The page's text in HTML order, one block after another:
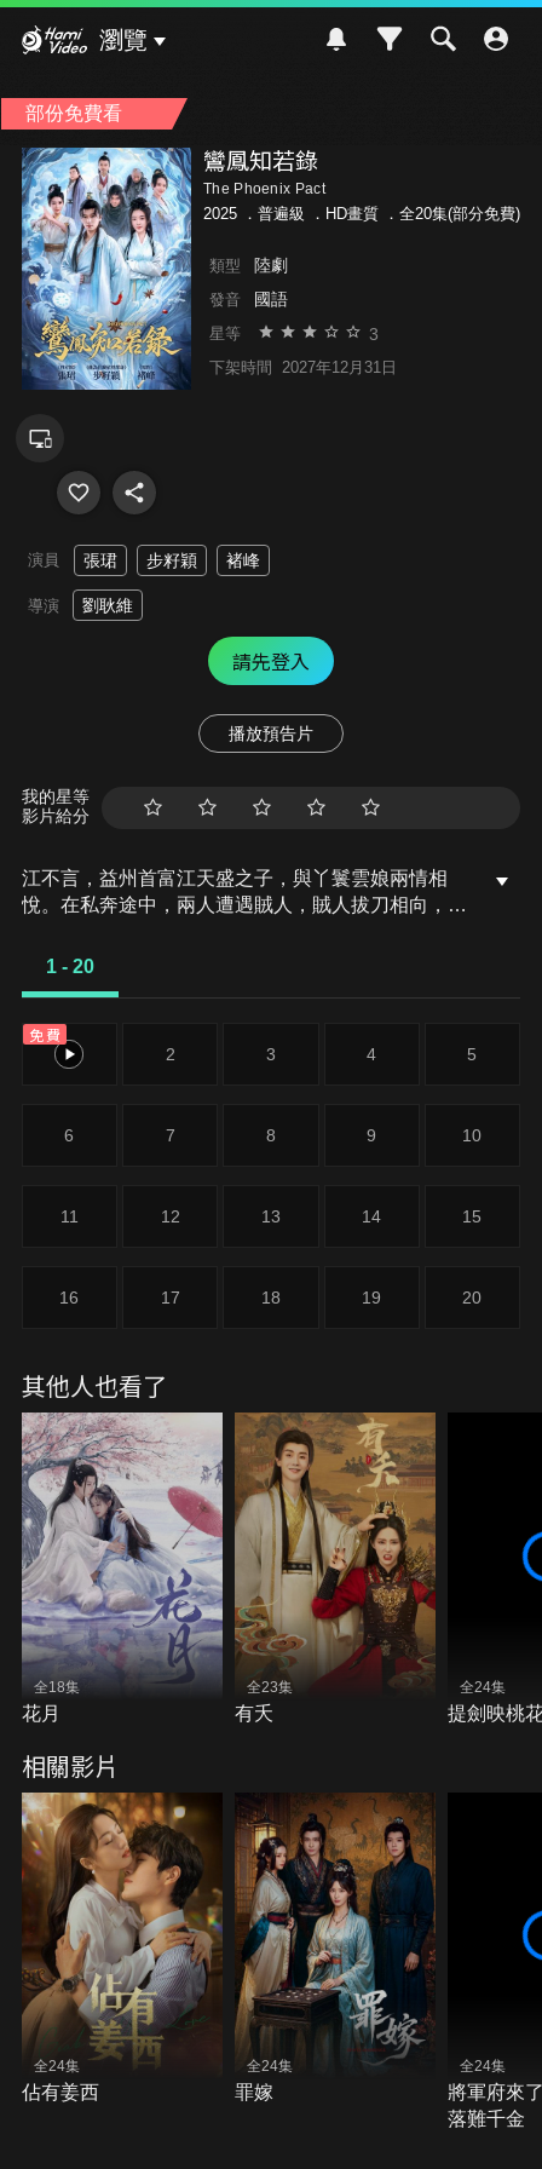
瀏覽
部份免費看
鸞鳳知若錄
The Phoenix Pact
2025 ． 普遍級 ．HD畫質 ．全20集(部分免費)
類型 陸劇
發音 國語
星等 3
下架時間 2027年12月31日
演員 張珺 步籽穎 褚峰
導演 劉耿維
請先登入
播放預告片
我的星等
影片給分
江不言，益州首富江天盛之子，與丫鬟雲娘兩情相
悅。在私奔途中，兩人遭遇賊人，賊人拔刀相向，眼
墜落下來的村民李明達誤打誤撞救了。遠處傳來馬蹄
防被人從後面打暈。
1 - 20
免費
1 2 3 4 5
6 7 8 9 10
11 12 13 14 15
16 17 18 19 20
其他人也看了
全18集
花月
全23集
有夭
全24集
提劍映桃
相關影片
全24集
佔有姜西
全24集
罪嫁
全24集
將軍府來
落難千金